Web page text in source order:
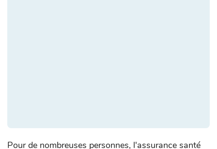
Pour de nombreuses personnes, l'assurance santé